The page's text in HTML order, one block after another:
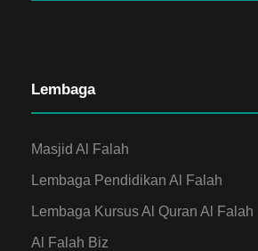
Lembaga
Masjid Al Falah
Lembaga Pendidikan Al Falah
Lembaga Kursus Al Quran Al Falah
Al Falah Biz